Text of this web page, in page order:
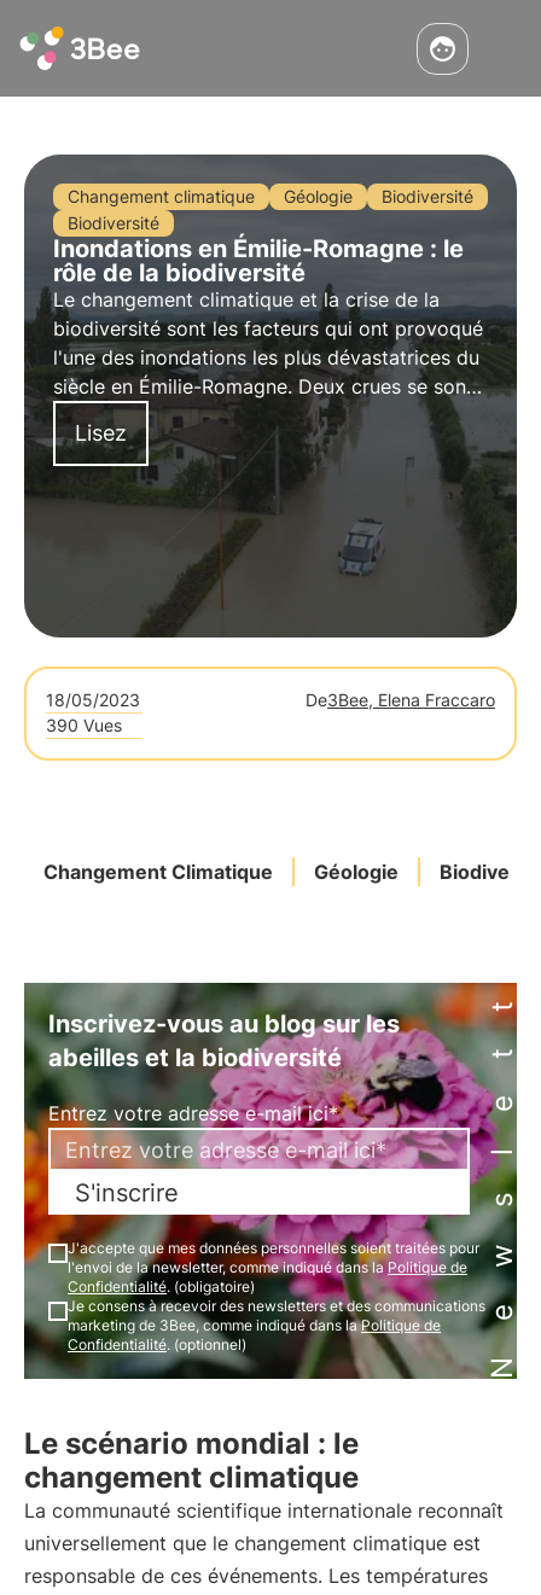
Changement climatique Géologie
Biodiversité
Biodiversité
Inondations en Émilie-Romagne : le
rôle de la biodiversité
Le changement climatique et la crise de la
biodiversité sont les facteurs qui ont provoqué
l'une des inondations les plus dévastatrices du
siècle en Émilie-Romagne. Deux crues se sont
succédé, provoquant l'inondation de villes et
de villages entiers.
Lisez
18/05/2023 De3Bee, Elena Fraccaro
390 Vues
Changement Climatique Géologie Newsletter
Inscrivez-vous au blog sur les
abeilles et la biodiversité
Entrez votre adresse e-mail ici*
S'inscrire
J'accepte que mes données personnelles soient traitées pour
l'envoi de la newsletter, comme indiqué dans laPolitique de
Confidentialité. (obligatoire)
Je consens à recevoir des newsletters et des communications
marketing de 3Bee, comme indiqué dans laPolitique de
Confidentialité. (optionnel)
Le scénario mondial : le
changement climatique
La communauté scientifique internationale reconnaît
universellement que le changement climatique est
responsable de ces événements. Les températures